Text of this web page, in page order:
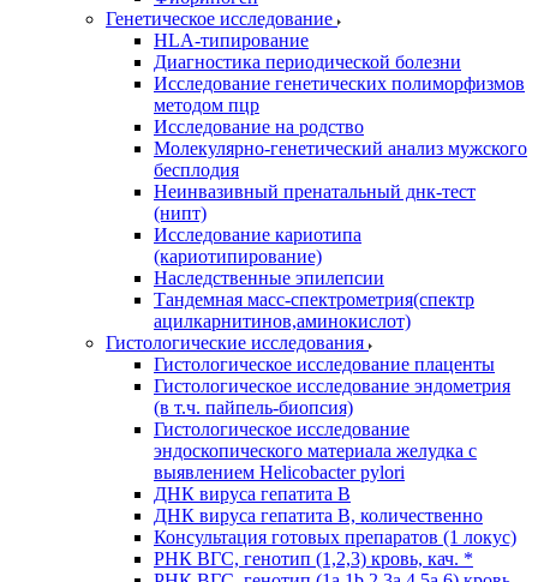
Генетическое исследование
HLA-типирование
Диагностика периодической болезни
Исследование генетических полиморфизмов
методом пцр
Исследование на родство
Молекулярно-генетический анализ мужского
бесплодия
Неинвазивный пренатальный днк-тест
(нипт)
Исследование кариотипа
(кариотипирование)
Наследственные эпилепсии
Тандемная масс-спектрометрия(спектр
ацилкарнитинов,аминокислот)
Гистологические исследования
Гистологическое исследование плаценты
Гистологическое исследование эндометрия
(в т.ч. пайпель-биопсия)
Гистологическое исследование
эндоскопического материала желудка с
выявлением Helicobacter pylori
ДНК вируса гепатита B
ДНК вируса гепатита B, количественно
Консультация готовых препаратов (1 локус)
РНК ВГC, генотип (1,2,3) кровь, кач. *